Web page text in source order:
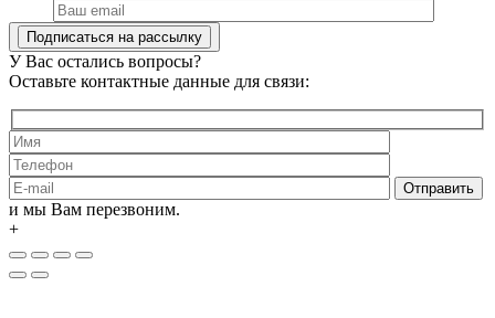
У Вас остались вопросы?
Оставьте контактные данные для связи:
и мы Вам перезвоним.
+